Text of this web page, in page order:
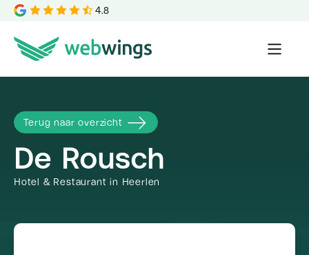
4.8
Terug naar overzicht
De Rousch
Hotel & Restaurant in Heerlen